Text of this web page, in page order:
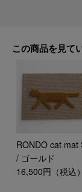
この商品を見て
RONDO cat mat
/ ゴールド
16,500円（税込）